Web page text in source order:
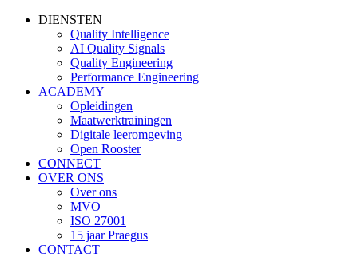
DIENSTEN
Quality Intelligence
AI Quality Signals
Quality Engineering
Performance Engineering
ACADEMY
Opleidingen
Maatwerktrainingen
Digitale leeromgeving
Open Rooster
CONNECT
OVER ONS
Over ons
MVO
ISO 27001
15 jaar Praegus
CONTACT